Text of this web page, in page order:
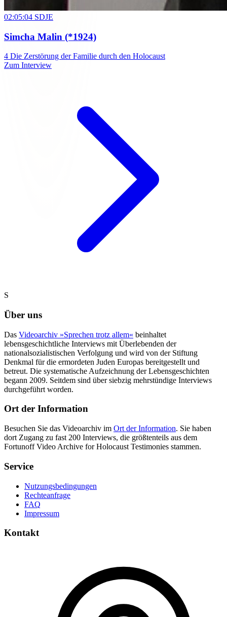
02:05:04 SDJE
Simcha Malin (*1924)
4 Die Zerstörung der Familie durch den Holocaust
Zum Interview
S
Über uns
Das Videoarchiv »Sprechen trotz allem« beinhaltet
lebensgeschichtliche Interviews mit Überlebenden der
nationalsozialistischen Verfolgung und wird von der Stiftung
Denkmal für die ermordeten Juden Europas bereitgestellt und
betreut. Die systematische Aufzeichnung der Lebensgeschichten
begann 2009. Seitdem sind über siebzig mehrstündige Interviews
durchgeführt worden.
Ort der Information
Besuchen Sie das Videoarchiv im Ort der Information. Sie haben
dort Zugang zu fast 200 Interviews, die größtenteils aus dem
Fortunoff Video Archive for Holocaust Testimonies stammen.
Service
Nutzungsbedingungen
Rechteanfrage
FAQ
Impressum
Kontakt